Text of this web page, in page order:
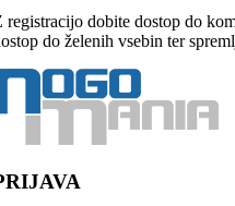
registracijo dobite dostop do
do želenih vsebin ter